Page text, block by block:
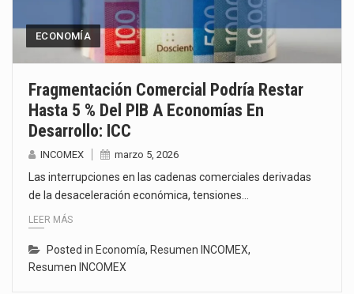
ECONOMÍA
Fragmentación Comercial Podría Restar
Hasta 5 % Del PIB A Economías En
Desarrollo: ICC
INCOMEX marzo 5, 2026
Las interrupciones en las cadenas comerciales derivadas
de la desaceleración económica, tensiones…
LEER MÁS
Posted in Economía, Resumen INCOMEX,
Resumen INCOMEX